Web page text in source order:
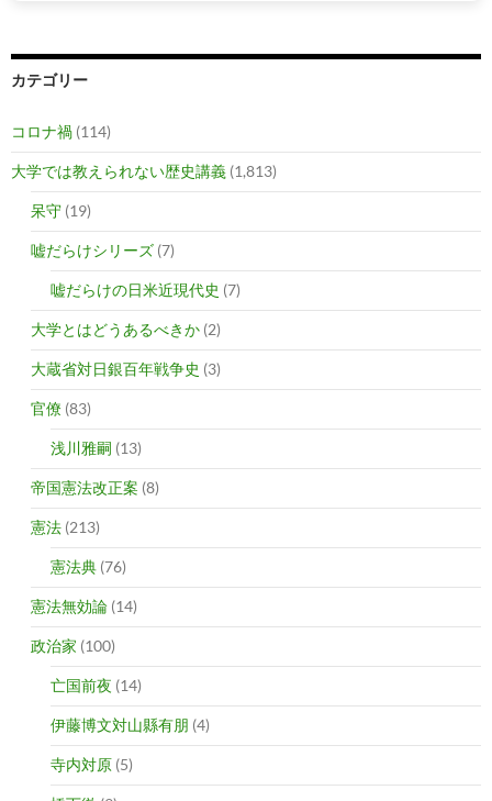
カテゴリー
コロナ禍 (114)
大学では教えられない歴史講義 (1,813)
呆守 (19)
嘘だらけシリーズ (7)
嘘だらけの日米近現代史 (7)
大学とはどうあるべきか (2)
大蔵省対日銀百年戦争史 (3)
官僚 (83)
浅川雅嗣 (13)
帝国憲法改正案 (8)
憲法 (213)
憲法典 (76)
憲法無効論 (14)
政治家 (100)
亡国前夜 (14)
伊藤博文対山縣有朋 (4)
寺内対原 (5)